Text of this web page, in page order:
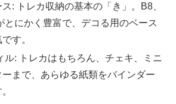
: トレカ収納の基本の「き」。B8、
とにかく豊富で、デコる用のベース
す。
ル: トレカはもちろん、チェキ、ミニ
まで、あらゆる紙類をバインダー